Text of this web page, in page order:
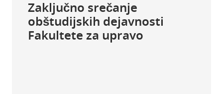
Zaključno srečanje
obštudijskih dejavnosti
Fakultete za upravo